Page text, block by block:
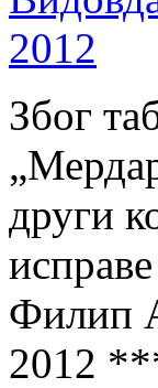
Због
други
Филип
2012